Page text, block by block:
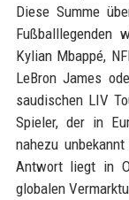
Diese Summe
Fußballlegenden
Kylian Mbappé,
LeBron James
saudischen LIV
Spieler, der in
nahezu
Antwort liegt in
globalen